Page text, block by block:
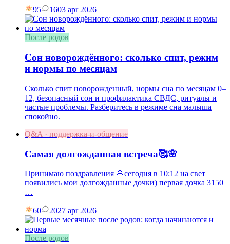
95 1603 apr 2026
После родов
Сон новорождённого: сколько спит, режим
и нормы по месяцам
Сколько спит новорожденный, нормы сна по месяцам 0–
12, безопасный сон и профилактика СВДС, ритуалы и
частые проблемы. Разберитесь в режиме сна малыша
спокойно.
Q&A · поддержка-и-общение
Самая долгожданная встреча🥰🌸
Принимаю поздравления 🌸сегодня в 10:12 на свет
появились мои долгожданные дочки) первая дочка 3150
…
60 2027 apr 2026
После родов